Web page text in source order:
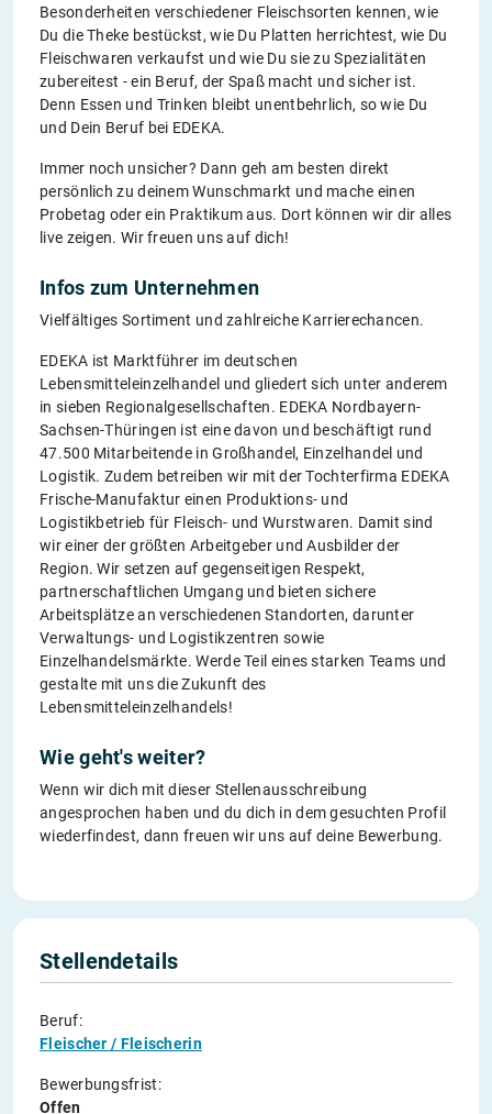
Besonderheiten verschiedener Fleischsorten kennen, wie
Du die Theke bestückst, wie Du Platten herrichtest, wie Du
Fleischwaren verkaufst und wie Du sie zu Spezialitäten
zubereitest - ein Beruf, der Spaß macht und sicher ist.
Denn Essen und Trinken bleibt unentbehrlich, so wie Du
und Dein Beruf bei EDEKA.
Immer noch unsicher? Dann geh am besten direkt
persönlich zu deinem Wunschmarkt und mache einen
Probetag oder ein Praktikum aus. Dort können wir dir alles
live zeigen. Wir freuen uns auf dich!
Infos zum Unternehmen
Vielfältiges Sortiment und zahlreiche Karrierechancen.
EDEKA ist Marktführer im deutschen
Lebensmitteleinzelhandel und gliedert sich unter anderem
in sieben Regionalgesellschaften. EDEKA Nordbayern-
Sachsen-Thüringen ist eine davon und beschäftigt rund
47.500 Mitarbeitende in Großhandel, Einzelhandel und
Logistik. Zudem betreiben wir mit der Tochterfirma EDEKA
Frische-Manufaktur einen Produktions- und
Logistikbetrieb für Fleisch- und Wurstwaren. Damit sind
wir einer der größten Arbeitgeber und Ausbilder der
Region. Wir setzen auf gegenseitigen Respekt,
partnerschaftlichen Umgang und bieten sichere
Arbeitsplätze an verschiedenen Standorten, darunter
Verwaltungs- und Logistikzentren sowie
Einzelhandelsmärkte. Werde Teil eines starken Teams und
gestalte mit uns die Zukunft des
Lebensmitteleinzelhandels!
Wie geht's weiter?
Wenn wir dich mit dieser Stellenausschreibung
angesprochen haben und du dich in dem gesuchten Profil
wiederfindest, dann freuen wir uns auf deine Bewerbung.
Stellendetails
Beruf:
Fleischer / Fleischerin
Bewerbungsfrist:
Offen